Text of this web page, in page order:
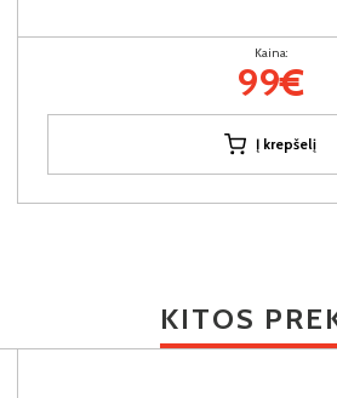
Kaina:
99€
Į krepšelį
KITOS